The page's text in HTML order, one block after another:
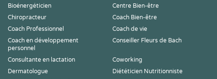
Bioénergéticien
Centre Bien-être
Chiropracteur
Coach Bien-être
Coach Professionnel
Coach de vie
Coach en développement
personnel
Conseiller Fleurs de Bach
Consultante en lactation
Coworking
Dermatologue
Diététicien Nutritionniste